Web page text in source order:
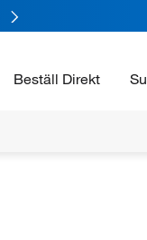
Beställ Direkt